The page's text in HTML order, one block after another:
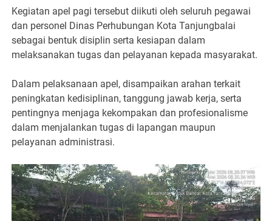
Kegiatan apel pagi tersebut diikuti oleh seluruh pegawai
dan personel Dinas Perhubungan Kota Tanjungbalai
sebagai bentuk disiplin serta kesiapan dalam
melaksanakan tugas dan pelayanan kepada masyarakat.
Dalam pelaksanaan apel, disampaikan arahan terkait
peningkatan kedisiplinan, tanggung jawab kerja, serta
pentingnya menjaga kekompakan dan profesionalisme
dalam menjalankan tugas di lapangan maupun
pelayanan administrasi.